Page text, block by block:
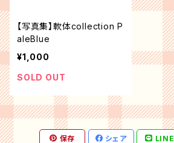
【写真集】軟体collection P
aleBlue
¥1,000
SOLD OUT
保存 シェア LINE